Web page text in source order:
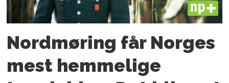
PLUS
Nordmøring får Norges
mest hemmelige